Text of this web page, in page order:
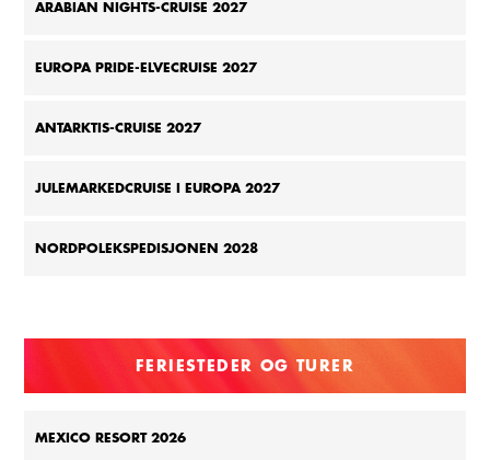
ARABIAN NIGHTS-CRUISE 2027
EUROPA PRIDE-ELVECRUISE 2027
ANTARKTIS-CRUISE 2027
JULEMARKEDCRUISE I EUROPA 2027
NORDPOLEKSPEDISJONEN 2028
FERIESTEDER OG TURER
MEXICO RESORT 2026